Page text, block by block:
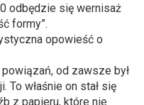
opcje
accessibility
Deklaracja dostępności
odbędzie się wernisaż
formy”.
opowieść o
od zawsze był
właśnie on stał się
z papieru, które nie